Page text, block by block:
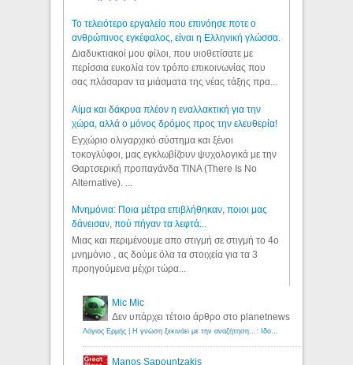
Το τελειότερο εργαλείο που επινόησε ποτε ο
ανθρώπινος εγκέφαλος, είναι η Ελληνική γλώσσα.
Διαδυκτιακοί μου φίλοι, που υιοθετίσατε με
περίσσια ευκολία τον τρόπο επικοινωνίας που
σας πλάσαραν τα μιάσματα της νέας τάξης πρα...
Αίμα και δάκρυα πλέον η εναλλακτική για την
χώρα, αλλά ο μόνος δρόμος προς την ελευθερία!
Εγχώριο ολιγαρχικό σύστημα και ξένοι
τοκογλύφοι, μας εγκλωβίζουν ψυχολογικά με την
Θαρτσερική προπαγάνδα TINA (There Is No
Alternative). ...
Μνημόνια: Ποια μέτρα επιβλήθηκαν, ποιοι μας
δάνεισαν, πού πήγαν τα λεφτά...
Μιας και περιμένουμε απο στιγμή σε στιγμή το 4ο
μνημόνιο , ας δούμε όλα τα στοιχεία για τα 3
προηγούμενα μέχρι τώρα...
Mic Mic
Δεν υπάρχει τέτοιο άρθρο στο planetnews
Λόγιος Ερμής | Η γνώση ξεκινάει με την αναζήτηση...: Ιδού οι 18 που χρωστούν 11 δις ευρώ!
Manos Sapountzakis